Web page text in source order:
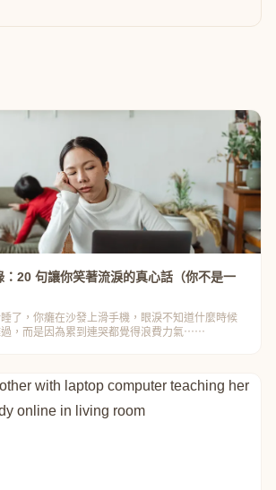
：20 句讓你笑著流淚的真心話（你不是一
了，你癱在沙發上滑手機，眼淚不知道什麼時候
過，而是因為累到連哭都覺得浪費力氣⋯⋯